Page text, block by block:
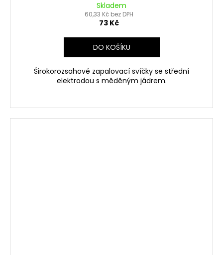
Skladem
60,33 Kč bez DPH
73 Kč
DO KOŠÍKU
Širokorozsahové zapalovací svíčky se střední
elektrodou s měděným jádrem.